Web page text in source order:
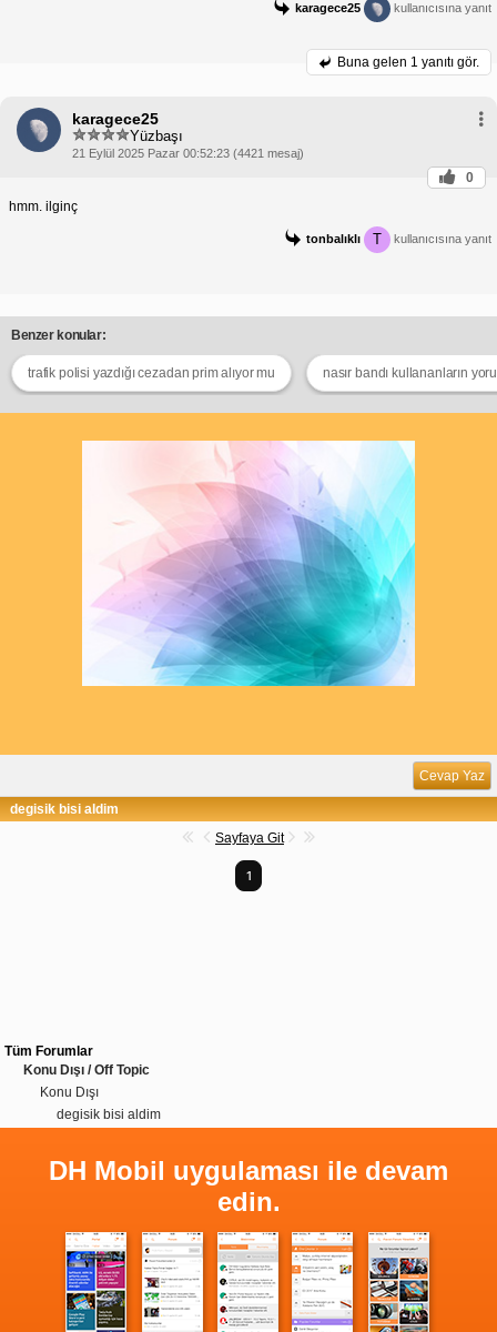
karagece25 kullanıcısına yanıt
Buna gelen 1 yanıtı gör.
karagece25
Yüzbaşı
21 Eylül 2025 Pazar 00:52:23 (4421 mesaj)
0
hmm. ilginç
tonbalıklı T kullanıcısına yanıt
Benzer konular:
trafik polisi yazdığı cezadan prim alıyor mu nasır bandı kullananların
Cevap Yaz
degisik bisi aldim
Sayfaya Git
1
Tüm Forumlar
Konu Dışı / Off Topic
Konu Dışı
degisik bisi aldim
DH Mobil uygulaması ile devam
edin.